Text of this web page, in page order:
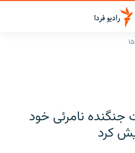
نامرئی خود
کرد